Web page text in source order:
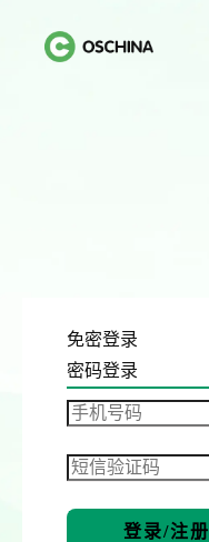
免密登录
密码登录
登录/注册